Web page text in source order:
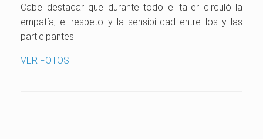
Cabe destacar que durante todo el taller circuló la
empatía, el respeto y la sensibilidad entre los y las
participantes.
VER FOTOS